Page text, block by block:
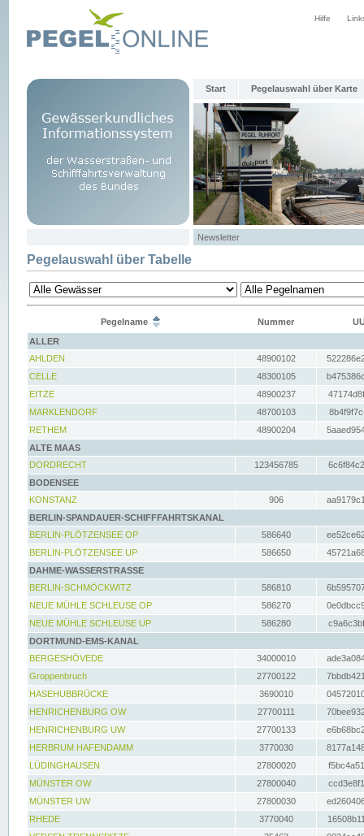
Hilfe
Start Pegelauswahl über Karte
Newsletter
Pegelauswahl über Tabelle
Pegelname Nummer
ALLER
AHLDEN
48900102
CELLE
48300105
EITZE
48900237
MARKLENDORF
48700103
RETHEM
48900204
ALTE MAAS
DORDRECHT
123456785
BODENSEE
KONSTANZ
906
BERLIN-SPANDAUER-SCHIFFFAHRTSKANAL
BERLIN-PLÖTZENSEE OP
586640
BERLIN-PLÖTZENSEE UP
586650
DAHME-WASSERSTRASSE
BERLIN-SCHMÖCKWITZ
586810
NEUE MÜHLE SCHLEUSE OP
586270
NEUE MÜHLE SCHLEUSE UP
586280
DORTMUND-EMS-KANAL
BERGESHÖVEDE
34000010
Groppenbruch
27700122
HASEHUBBRÜCKE
3690010
HENRICHENBURG OW
27700111
HENRICHENBURG UW
27700133
HERBRUM HAFENDAMM
3770030
LÜDINGHAUSEN
27800020
MÜNSTER OW
27800040
MÜNSTER UW
27800030
RHEDE
3770040